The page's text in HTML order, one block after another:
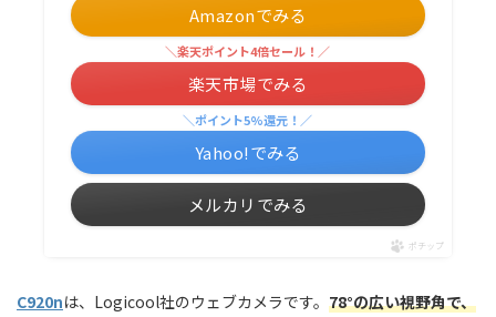
Amazonでみる
＼楽天ポイント4倍セール！／
楽天市場でみる
＼ポイント5%還元！／
Yahoo!でみる
メルカリでみる
ポチップ
C920nは、Logicool社のウェブカメラです。 78°の広い視野角で、